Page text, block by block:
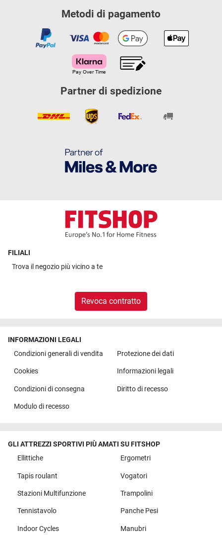
Metodi di pagamento
Partner di spedizione
FILIALI
Trova il negozio più vicino a te
Revoca contratto
INFORMAZIONI LEGALI
Condizioni generali di vendita
Protezione dei dati
Cookies Informazioni legali
Condizioni di consegna Diritto di recesso
Modulo di recesso
GLI ATTREZZI SPORTIVI PIÙ AMATI SU FITSHOP
Ellittiche
Ergometri
Tapis roulant Vogatori
Stazioni Multifunzione Trampolini
Tennistavolo Panche Pesi
Indoor Cycles Manubri